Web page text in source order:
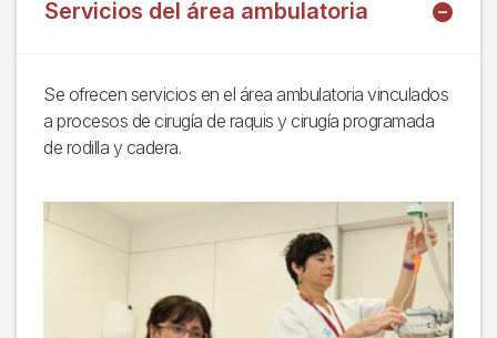
Servicios del área ambulatoria
Se ofrecen servicios en el área ambulatoria vinculados
a procesos de cirugía de raquis y cirugía programada
de rodilla y cadera.